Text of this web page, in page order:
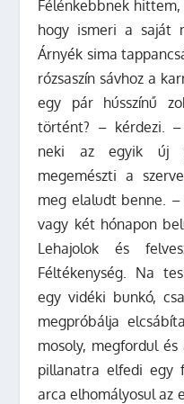
Félénkebbnek
hogy ismeri a saját
Árnyék sima
rózsaszín sávhoz a
egy pár hússzínű
történt? – kérdezi.
neki az egyik új
megemészti a
meg elaludt benne.
vagy két hónapon
Lehajolok és
Féltékenység. Na
egy vidéki bunkó,
megpróbálja
mosoly, megfordul
pillanatra elfedi egy
arca elhomályosul az